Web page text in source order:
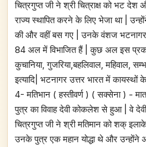
चित्रगुप्त जी ने श्री चित्राक्ष को भट
राज्य स्थापित करने के लिए भेजा था |
की और वहीं बस गए | उनके वंशज
84 अल में विभाजित हैं | कुछ अल इस
कुचानिया, गुजरिया,बहलिवाल, महिवाल,
इत्यादि| भटनागर उत्तर भारत में
4- मतिभान ( हस्तीवर्ण ) ( सक्सेना ) -
पुत्र का विवाह देवी कोकलेश से हुआ | वे
चित्रगुप्त जी ने श्री मतिमान को शक्
उनके पुत्र एक महान योद्धा थे और